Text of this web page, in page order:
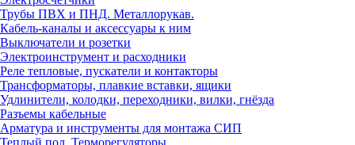
Трубы ПВХ и ПНД. Металлорукав.
Кабель-каналы и аксессуары к ним
Выключатели и розетки
Электроинструмент и расходники
Реле тепловые, пускатели и контакторы
Трансформаторы, плавкие вставки, ящики
Удлинители, колодки, переходники, вилки, гнёзда
Разъемы кабельные
Арматура и инструменты для монтажа СИП
Теплый пол. Терморегуляторы